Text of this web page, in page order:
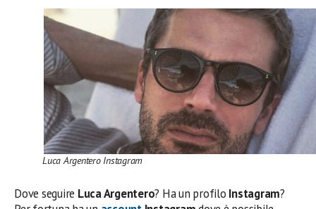
Luca Argentero Instagram
Dove seguire Luca Argentero? Ha un profilo Instagram?